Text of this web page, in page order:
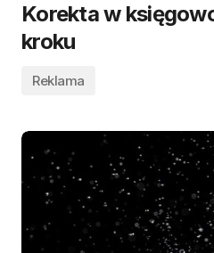
Korekta w
kroku
Reklama